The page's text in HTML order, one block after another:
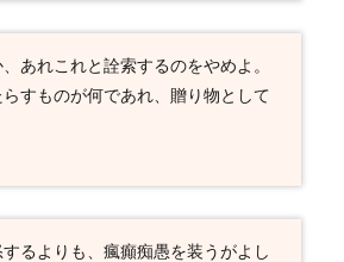
あれこれと詮索するのをやめよ。
すものが何であれ、贈り物として
るよりも、瘋癲痴愚を装うがよし